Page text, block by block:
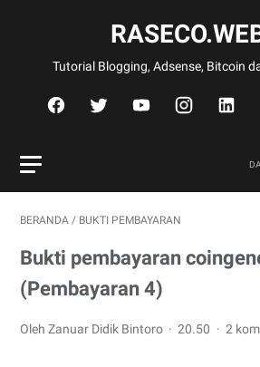
Tutorial Blogging, Adsense, Bitcoin
BERANDA / BUKTI PEMBAYARAN
Bukti pembayaran
(Pembayaran 4)
Oleh Zanuar Didik Bintoro 20.50 2